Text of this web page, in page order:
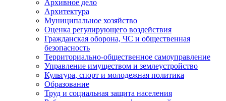
Архивное дело
Архитектура
Муниципальное хозяйство
Оценка регулирующего воздействия
Гражданская оборона, ЧС и общественная
безопасность
Территориально-общественное самоуправление
Управление имуществом и землеустройство
Культура, спорт и молодежная политика
Образование
Труд и социальная защита населения